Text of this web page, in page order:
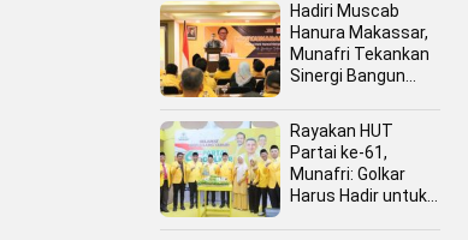
Hadiri Muscab
Hanura Makassar,
Munafri Tekankan
Sinergi Bangun
Rayakan HUT
Partai ke-61,
Munafri: Golkar
Harus Hadir untuk